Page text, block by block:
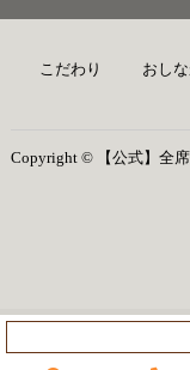
こだわり おし
Copyright © 【公式】全